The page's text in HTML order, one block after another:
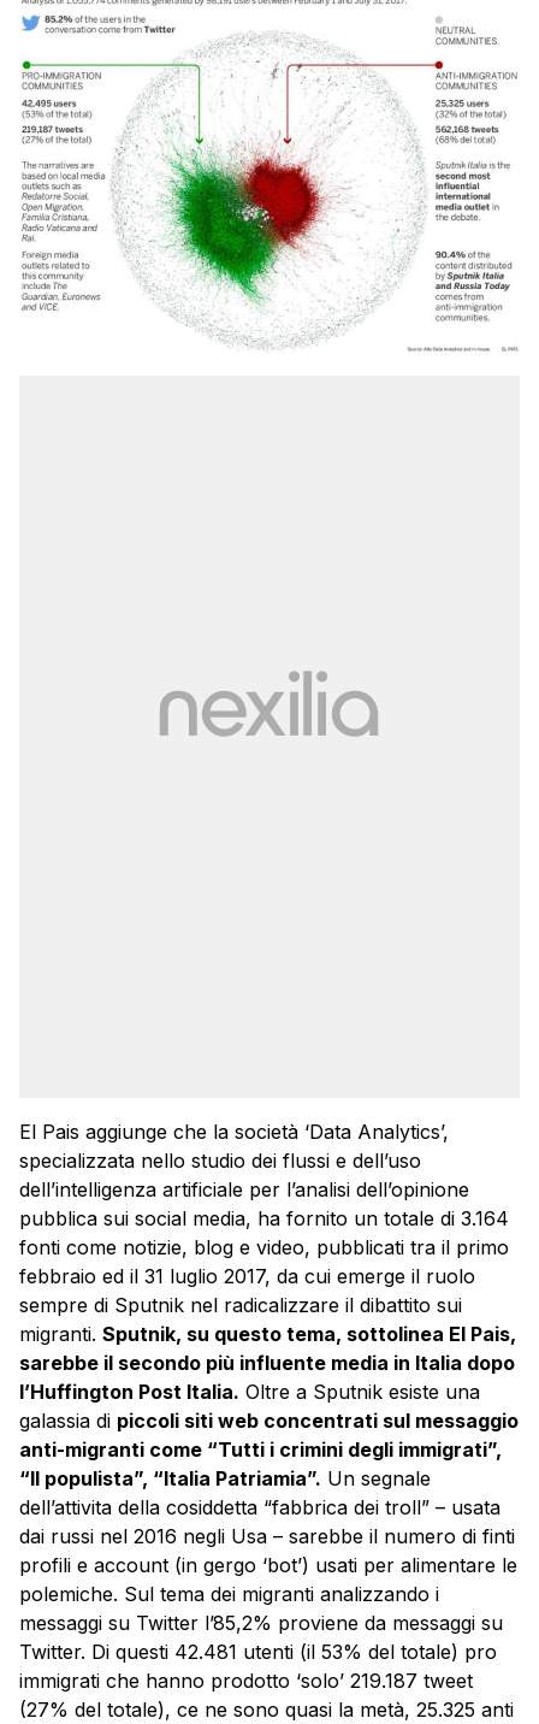
El Pais aggiunge che la società ‘Data Analytics’,
specializzata nello studio dei flussi e dell’uso
dell’intelligenza artificiale per l’analisi dell’opinione
pubblica sui social media, ha fornito un totale di 3.164
fonti come notizie, blog e video, pubblicati tra il primo
febbraio ed il 31 luglio 2017, da cui emerge il ruolo
sempre di Sputnik nel radicalizzare il dibattito sui
migranti. Sputnik, su questo tema, sottolinea El Pais,
sarebbe il secondo più influente media in Italia dopo
l’Huffington Post Italia. Oltre a Sputnik esiste una
galassia di piccoli siti web concentrati sul messaggio
anti-migranti come “Tutti i crimini degli immigrati”,
“Il populista”, “Italia Patriamia”. Un segnale
dell’attivita della cosiddetta “fabbrica dei troll” – usata
dai russi nel 2016 negli Usa – sarebbe il numero di finti
profili e account (in gergo ‘bot’) usati per alimentare le
polemiche. Sul tema dei migranti analizzando i
messaggi su Twitter l’85,2% proviene da messaggi su
Twitter. Di questi 42.481 utenti (il 53% del totale) pro
immigrati che hanno prodotto ‘solo’ 219.187 tweet
(27% del totale), ce ne sono quasi la metà, 25.325 anti